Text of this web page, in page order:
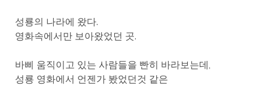
성룡의 나라에 왔다.
영화속에서만 보아왔었던 곳.
바삐 움직이고 있는 사람들을 빤히 바라보는데,
성룡 영화에서 언젠가 봤었던것 같은